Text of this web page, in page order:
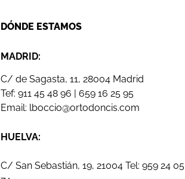
DÓNDE ESTAMOS
MADRID:
C/ de Sagasta, 11, 28004 Madrid
Tef: 911 45 48 96
659 16 25 95
Email: lboccio@ortodoncis.com
HUELVA:
C/ San Sebastián, 19, 21004 Tel: 959 24 05